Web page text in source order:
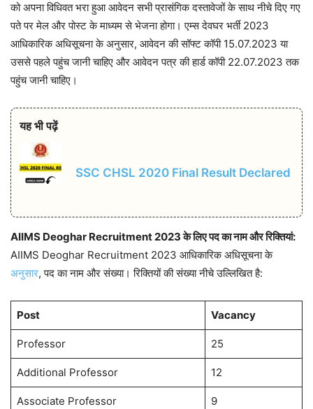
को अपना विधिवत भरा हुआ आवेदन सभी प्रासंगिक दस्तावेजों के साथ नीचे दिए गए
पते पर मेल और पोस्ट के माध्यम से भेजना होगा। एम्स देवघर भर्ती 2023
आधिकारिक अधिसूचना के अनुसार, आवेदन की सॉफ्ट कॉपी 15.07.2023 या
उससे पहले पहुंच जानी चाहिए और आवेदन पत्र की हार्ड कॉपी 22.07.2023 तक
पहुंच जानी चाहिए।
यह भी पढ़ें
SSC CHSL 2020 Final Result Declared
AIIMS Deoghar Recruitment 2023 के लिए पद का नाम और रिक्तियां:
AIIMS Deoghar Recruitment 2023 आधिकारिक अधिसूचना के
अनुसार, पद का नाम और संख्या। रिक्तियों की संख्या नीचे उल्लिखित है:
Post Vacancy
Professor 25
Additional Professor 12
Associate Professor 9